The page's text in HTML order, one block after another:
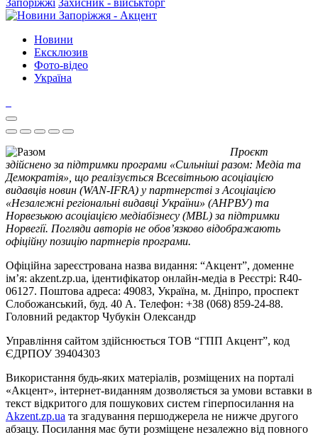
Запоріжжі Захисник - військторг
Новини
Ексклюзив
Фото-відео
Україна
Проєкт
здійснено за підтримки програми «Сильніші разом: Медіа та
Демократія», що реалізується Всесвітньою асоціацією
видавців новин (WAN-IFRA) у партнерстві з Асоціацією
«Незалежні регіональні видавці України» (АНРВУ) та
Норвезькою асоціацією медіабізнесу (MBL) за підтримки
Норвегії. Погляди авторів не обов’язково відображають
офіційну позицію партнерів програми.
Офіційна зареєстрована назва видання: “Акцент”, доменне
ім’я: akzent.zp.ua, ідентифікатор онлайн-медіа в Реєстрі: R40-
06127. Поштова адреса: 49083, Україна, м. Дніпро, проспект
Слобожанський, буд. 40 А. Телефон: +38 (068) 859-24-88.
Головний редактор Чубукін Олександр
Управління сайтом здійснюється ТОВ “ГПП Акцент”, код
ЄДРПОУ 39404303
Використання будь-яких матеріалів, розміщених на порталі
«Акцент», інтернет-виданням дозволяється за умови вставки в
текст відкритого для пошукових систем гіперпосилання на
Akzent.zp.ua та згадування першоджерела не нижче другого
абзацу. Посилання має бути розміщене незалежно від повного